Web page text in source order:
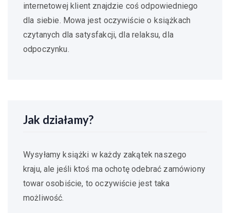
internetowej klient znajdzie coś odpowiedniego
dla siebie. Mowa jest oczywiście o książkach
czytanych dla satysfakcji, dla relaksu, dla
odpoczynku.
Jak działamy?
Wysyłamy książki w każdy zakątek naszego
kraju, ale jeśli ktoś ma ochotę odebrać zamówiony
towar osobiście, to oczywiście jest taka
możliwość.